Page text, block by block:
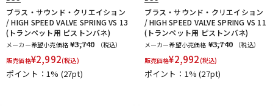
ブラス・サウンド・クリエイション
/ HIGH SPEED VALVE SPRING VS 13
(トランペット用 ピストンバネ)
メーカー希望小売価格 ¥3,740
（税込）
販売価格¥2,992(税込)
ポイント：1% (27pt)
ブラス・サウンド・クリエイション
/ HIGH SPEED VALVE SPRING VS 11
(トランペット用 ピストンバネ)
メーカー希望小売価格 ¥3,740
（税込）
販売価格¥2,992(税込)
ポイント：1%(27pt)